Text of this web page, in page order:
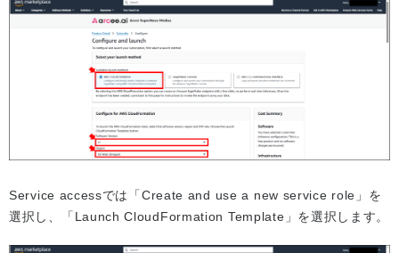
Service accessでは「Create and use a new service role」を
選択し、「Launch CloudFormation Template」を選択します。